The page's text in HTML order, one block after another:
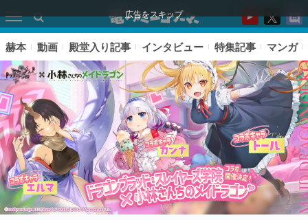
広告をスキップ
赫本 動画 殿堂入り記事 インタビュー 特集記事 マンガ